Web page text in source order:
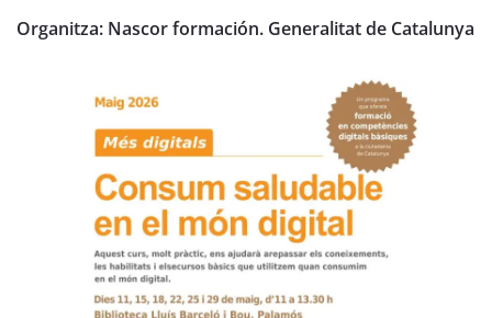
Organitza: Nascor formación. Generalitat de Catalunya